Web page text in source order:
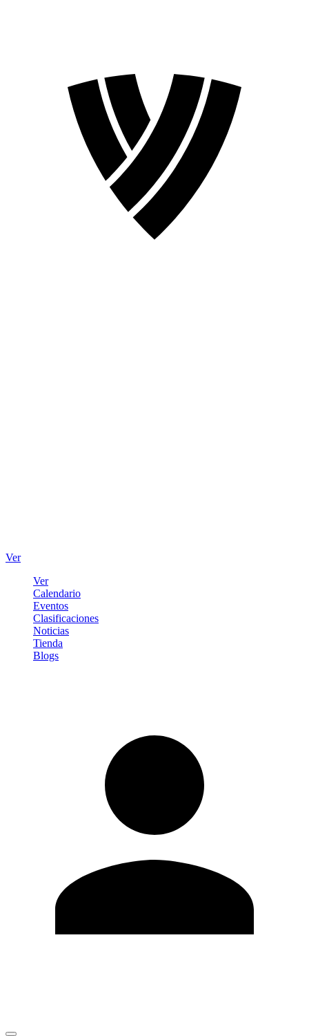
Ver
Ver
Calendario
Eventos
Clasificaciones
Noticias
Tienda
Blogs